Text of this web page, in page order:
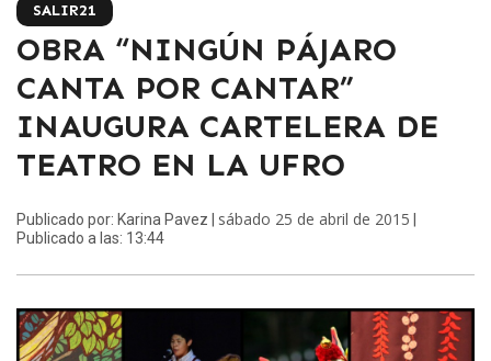
SALIR21
OBRA “NINGÚN PÁJARO
CANTA POR CANTAR”
INAUGURA CARTELERA DE
TEATRO EN LA UFRO
Publicado por: Karina Pavez | sábado 25 de abril de 2015
Publicado a las: 13:44